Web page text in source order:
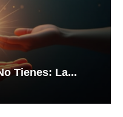
Tienes: La...